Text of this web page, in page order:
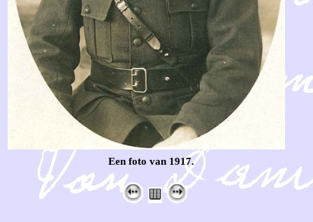
Een foto van 1917.